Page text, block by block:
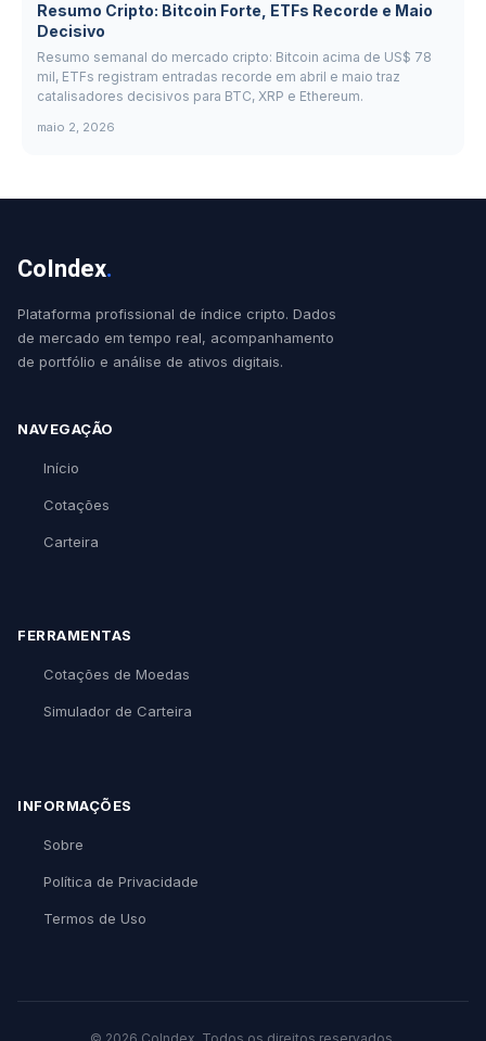
Resumo Cripto: Bitcoin Forte, ETFs Recorde e Maio
Decisivo
Resumo semanal do mercado cripto: Bitcoin acima de US$ 78
mil, ETFs registram entradas recorde em abril e maio traz
catalisadores decisivos para BTC, XRP e Ethereum.
maio 2, 2026
CoIndex.
Plataforma profissional de índice cripto. Dados
de mercado em tempo real, acompanhamento
de portfólio e análise de ativos digitais.
NAVEGAÇÃO
Início
Cotações
Carteira
FERRAMENTAS
Cotações de Moedas
Simulador de Carteira
INFORMAÇÕES
Sobre
Política de Privacidade
Termos de Uso